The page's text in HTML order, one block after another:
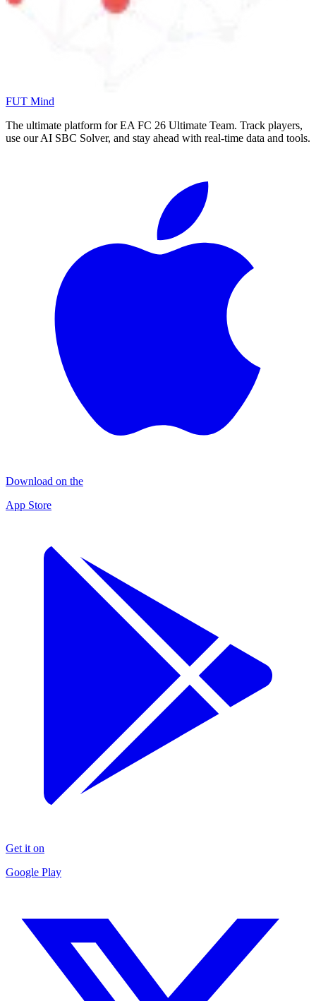
FUT Mind
The ultimate platform for EA FC 26 Ultimate Team. Track players,
use our AI SBC Solver, and stay ahead with real-time data and tools.
Download on the
App Store
Get it on
Google Play